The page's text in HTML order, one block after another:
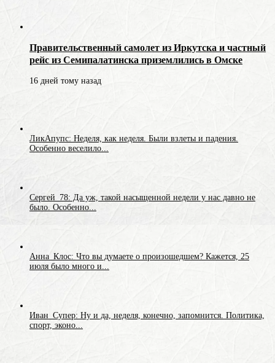
Правительственный самолет из Иркутска и частный
рейс из Семипалатинска приземлились в Омске
16 дней тому назад
ЛикАпупс: Неделя, как неделя. Были взлеты и падения.
Особенно веселило...
Сергей_78: Да уж, такой насыщенной недели у нас давно не
было. Особенно...
Анна_Клос: Что вы думаете о произошедшем? Кажется, 25
июля было много и...
Иван_Супер: Ну и да, неделя, конечно, запомнится. Политика,
спорт, эконо...